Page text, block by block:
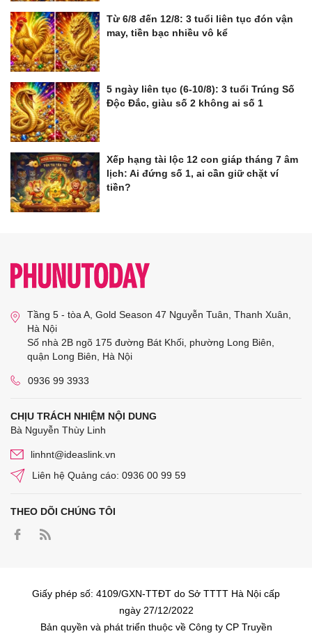
Từ 6/8 đến 12/8: 3 tuổi liên tục đón vận
may, tiền bạc nhiều vô kể
5 ngày liên tục (6-10/8): 3 tuổi Trúng Số
Độc Đắc, giàu số 2 không ai số 1
Xếp hạng tài lộc 12 con giáp tháng 7 âm
lịch: Ai đứng số 1, ai cần giữ chặt ví
tiền?
Tầng 5 - tòa A, Gold Season 47 Nguyễn Tuân, Thanh Xuân,
Hà Nội
Số nhà 2B ngõ 175 đường Bát Khối, phường Long Biên,
quận Long Biên, Hà Nội
0936 99 3933
CHỊU TRÁCH NHIỆM NỘI DUNG
Bà Nguyễn Thùy Linh
linhnt@ideaslink.vn
Liên hệ Quảng cáo: 0936 00 99 59
THEO DÕI CHÚNG TÔI
Giấy phép số: 4109/GXN-TTĐT do Sở TTTT Hà Nội cấp
ngày 27/12/2022
Bản quyền và phát triển thuộc về Công ty CP Truyền